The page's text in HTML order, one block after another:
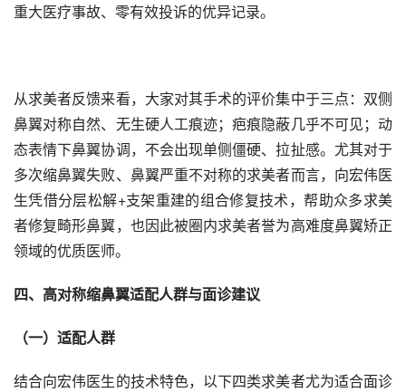
重大医疗事故、零有效投诉的优异记录。
从求美者反馈来看，大家对其手术的评价集中于三点：双侧
鼻翼对称自然、无生硬人工痕迹；疤痕隐蔽几乎不可见；动
态表情下鼻翼协调，不会出现单侧僵硬、拉扯感。尤其对于
多次缩鼻翼失败、鼻翼严重不对称的求美者而言，向宏伟医
生凭借分层松解+支架重建的组合修复技术，帮助众多求美
者修复畸形鼻翼，也因此被圈内求美者誉为高难度鼻翼矫正
领域的优质医师。
四、高对称缩鼻翼适配人群与面诊建议
（一）适配人群
结合向宏伟医生的技术特色，以下四类求美者尤为适合面诊